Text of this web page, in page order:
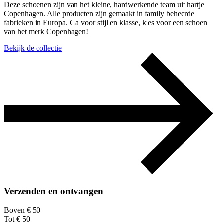
Deze schoenen zijn van het kleine, hardwerkende team uit hartje
Copenhagen. Alle producten zijn gemaakt in family beheerde
fabrieken in Europa. Ga voor stijl en klasse, kies voor een schoen
van het merk Copenhagen!
Bekijk de collectie
Verzenden en ontvangen
Boven € 50
Tot € 50